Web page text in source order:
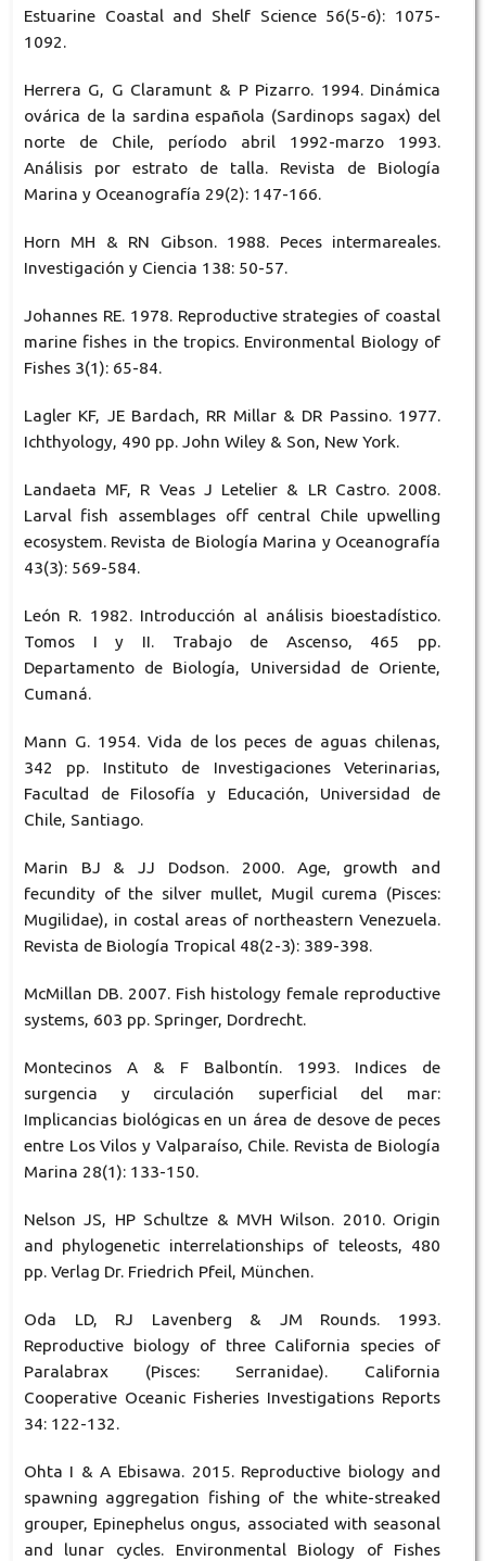
Estuarine Coastal and Shelf Science 56(5-6): 1075-
1092.
Herrera G, G Claramunt & P Pizarro. 1994. Dinámica
ovárica de la sardina española (Sardinops sagax) del
norte de Chile, período abril 1992-marzo 1993.
Análisis por estrato de talla. Revista de Biología
Marina y Oceanografía 29(2): 147-166.
Horn MH & RN Gibson. 1988. Peces intermareales.
Investigación y Ciencia 138: 50-57.
Johannes RE. 1978. Reproductive strategies of coastal
marine fishes in the tropics. Environmental Biology of
Fishes 3(1): 65-84.
Lagler KF, JE Bardach, RR Millar & DR Passino. 1977.
Ichthyology, 490 pp. John Wiley & Son, New York.
Landaeta MF, R Veas J Letelier & LR Castro. 2008.
Larval fish assemblages off central Chile upwelling
ecosystem. Revista de Biología Marina y Oceanografía
43(3): 569-584.
León R. 1982. Introducción al análisis bioestadístico.
Tomos I y II. Trabajo de Ascenso, 465 pp.
Departamento de Biología, Universidad de Oriente,
Cumaná.
Mann G. 1954. Vida de los peces de aguas chilenas,
342 pp. Instituto de Investigaciones Veterinarias,
Facultad de Filosofía y Educación, Universidad de
Chile, Santiago.
Marin BJ & JJ Dodson. 2000. Age, growth and
fecundity of the silver mullet, Mugil curema (Pisces:
Mugilidae), in costal areas of northeastern Venezuela.
Revista de Biología Tropical 48(2-3): 389-398.
McMillan DB. 2007. Fish histology female reproductive
systems, 603 pp. Springer, Dordrecht.
Montecinos A & F Balbontín. 1993. Indices de
surgencia y circulación superficial del mar:
Implicancias biológicas en un área de desove de peces
entre Los Vilos y Valparaíso, Chile. Revista de Biología
Marina 28(1): 133-150.
Nelson JS, HP Schultze & MVH Wilson. 2010. Origin
and phylogenetic interrelationships of teleosts, 480
pp. Verlag Dr. Friedrich Pfeil, München.
Oda LD, RJ Lavenberg & JM Rounds. 1993.
Reproductive biology of three California species of
Paralabrax (Pisces: Serranidae). California
Cooperative Oceanic Fisheries Investigations Reports
34: 122-132.
Ohta I & A Ebisawa. 2015. Reproductive biology and
spawning aggregation fishing of the white-streaked
grouper, Epinephelus ongus, associated with seasonal
and lunar cycles. Environmental Biology of Fishes